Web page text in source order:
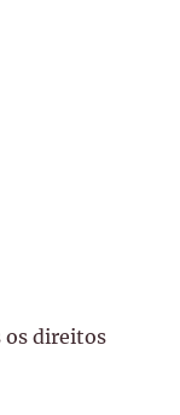
os direitos